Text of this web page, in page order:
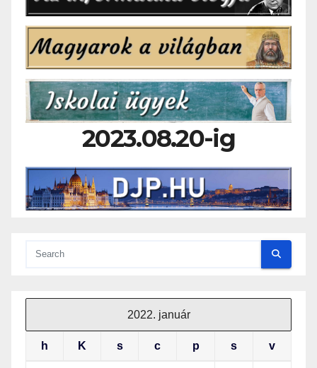
2023.08.20-ig
2022. január
h K s c p s v